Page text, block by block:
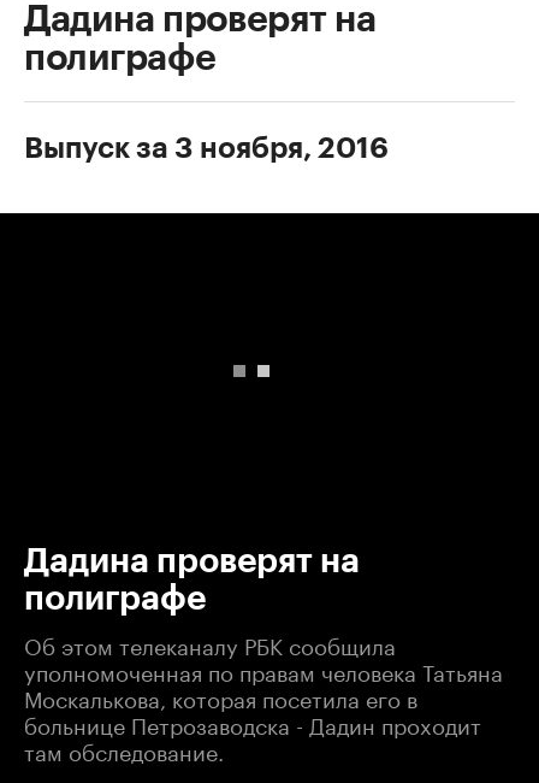
Дадина проверят на
полиграфе
Выпуск за 3 ноября, 2016
Дадина проверят на
полиграфе
Об этом телеканалу РБК сообщила
уполномоченная по правам человека Татьяна
Москалькова, которая посетила его в
больнице Петрозаводска - Дадин проходит
там обследование.